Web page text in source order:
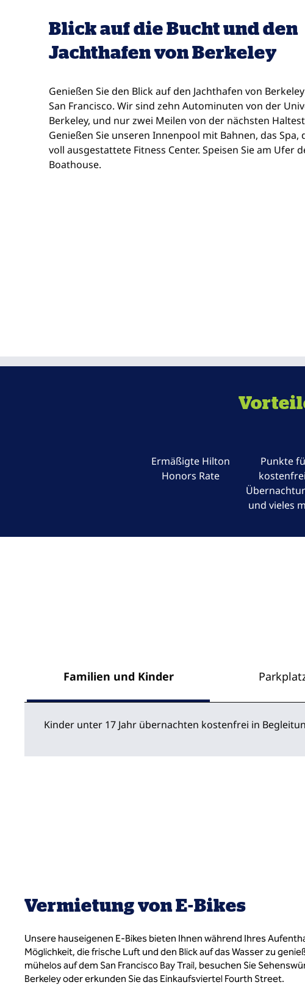
Blick auf die Bucht und den
Jachthafen von Berkeley
Genießen Sie den Blick auf den Jachthafen von
San Francisco. Wir sind zehn Autominuten von der
Berkeley, und nur zwei Meilen von der nächsten
Genießen Sie unseren Innenpool mit Bahnen, das Spa,
voll ausgestattete Fitness Center. Speisen Sie am Ufer
Boathouse.
Ermäßigte Hilton
Honors Rate
Punkte
und vieles
Familien und Kinder
Kinder unter 17 Jahr übernachten kostenfrei in
Vermietung von E-Bikes
Unsere hauseigenen E-Bikes bieten Ihnen während Ihres
Möglichkeit, die frische Luft und den Blick auf das Wasser zu
mühelos auf dem San Francisco Bay Trail, besuchen Sie
Berkeley oder erkunden Sie das Einkaufsviertel Fourth Street.